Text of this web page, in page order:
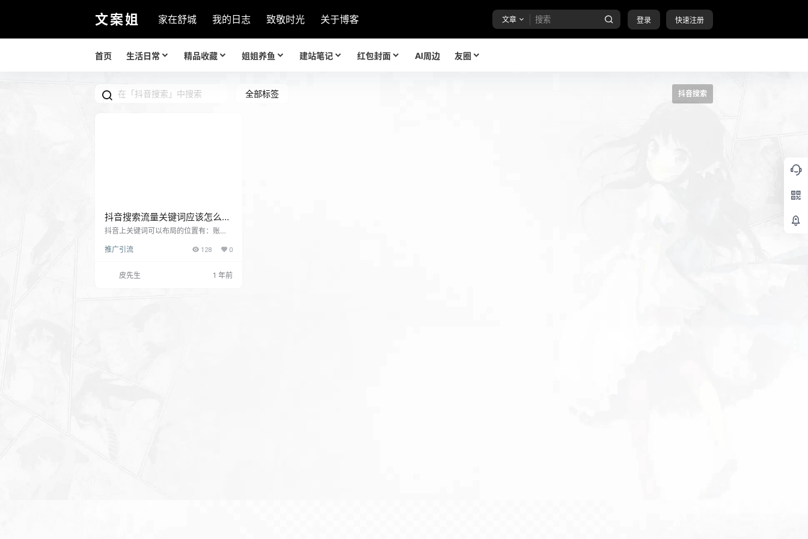
文案姐 家在舒城 我的日志 致敬时光 关于博客 文章 登录 快速注册
首页 生活日常 精品收藏 姐姐养鱼 建站笔记 红包封面 AI周边 友圈
全部标签 抖音搜索
抖音搜索流量关键词应该怎么布
局？
抖音上关键词可以布局的位置有：账号
视频的描述里、#话题标签、抖音视频作
直播预告、直播主题、团购商品标题里
都可以布局你的业务关键词。 具体怎么
推广引流 128 0
皮先生 1 年前